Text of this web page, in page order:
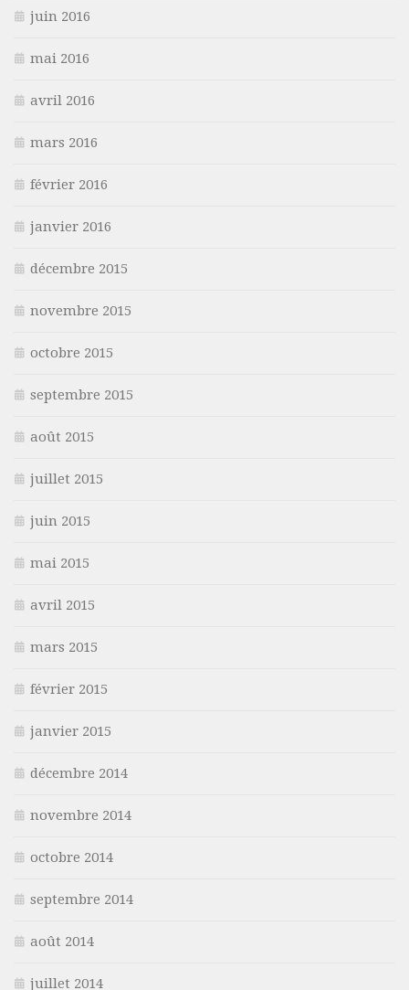
juin 2016
mai 2016
avril 2016
mars 2016
février 2016
janvier 2016
décembre 2015
novembre 2015
octobre 2015
septembre 2015
août 2015
juillet 2015
juin 2015
mai 2015
avril 2015
mars 2015
février 2015
janvier 2015
décembre 2014
novembre 2014
octobre 2014
septembre 2014
août 2014
juillet 2014